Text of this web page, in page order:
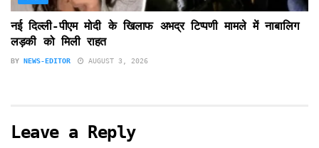
नई दिल्ली-पीएम मोदी के खिलाफ अभद्र टिप्पणी मामले में नाबालिग
लड़की को मिली राहत
BY NEWS-EDITOR AUGUST 3, 2026
Leave a Reply